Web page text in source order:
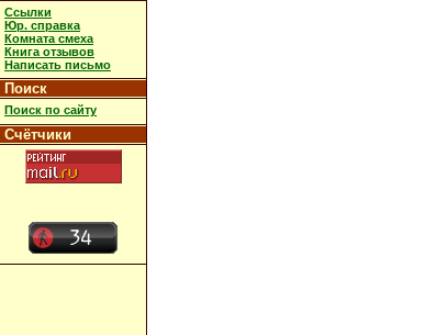
Ссылки
Юр. справка
Комната смеха
Книга отзывов
Написать письмо
Поиск
Поиск по сайту
Счётчики